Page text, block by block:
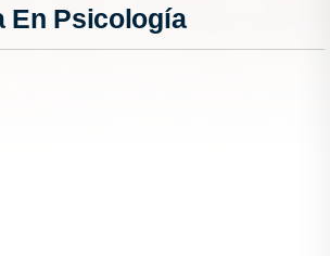
En Psicología